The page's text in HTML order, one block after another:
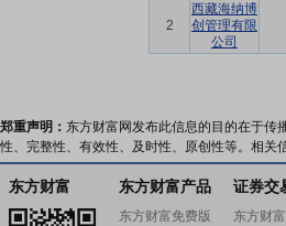
2
西藏海纳博
创管理有限
公司
郑重声明： 东方财富网发布此信息的目的在于传
性、完整性、有效性、及时性、原创性等。相
东方财富 东方财富产品
东方财富免费版
证券交
东方财